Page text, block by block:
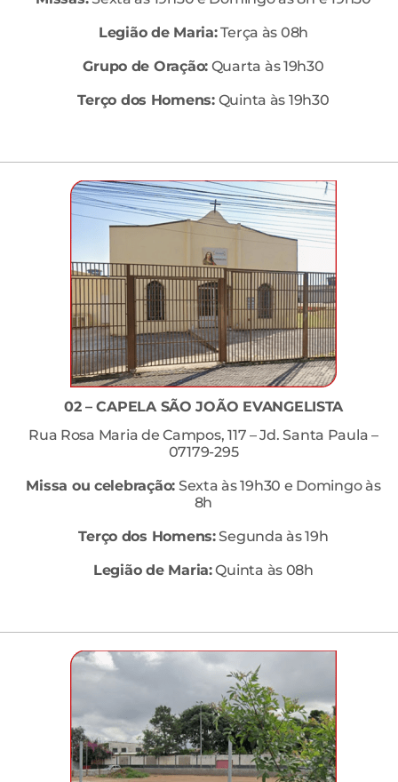
Legião de Maria:Terça às 08h
Grupo de Oração: Quarta às 19h30
Terço dos Homens:Quinta às 19h30
02 – CAPELA SÃO JOÃO EVANGELISTA
Rua Rosa Maria de Campos, 117 – Jd. Santa Paula –
07179-295
Missa ou celebração: Sexta às 19h30 e Domingo às
8h
Terço dos Homens:Segunda às 19h
Legião de Maria:Quinta às 08h